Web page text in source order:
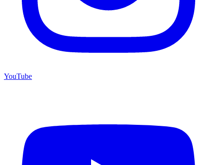
YouTube